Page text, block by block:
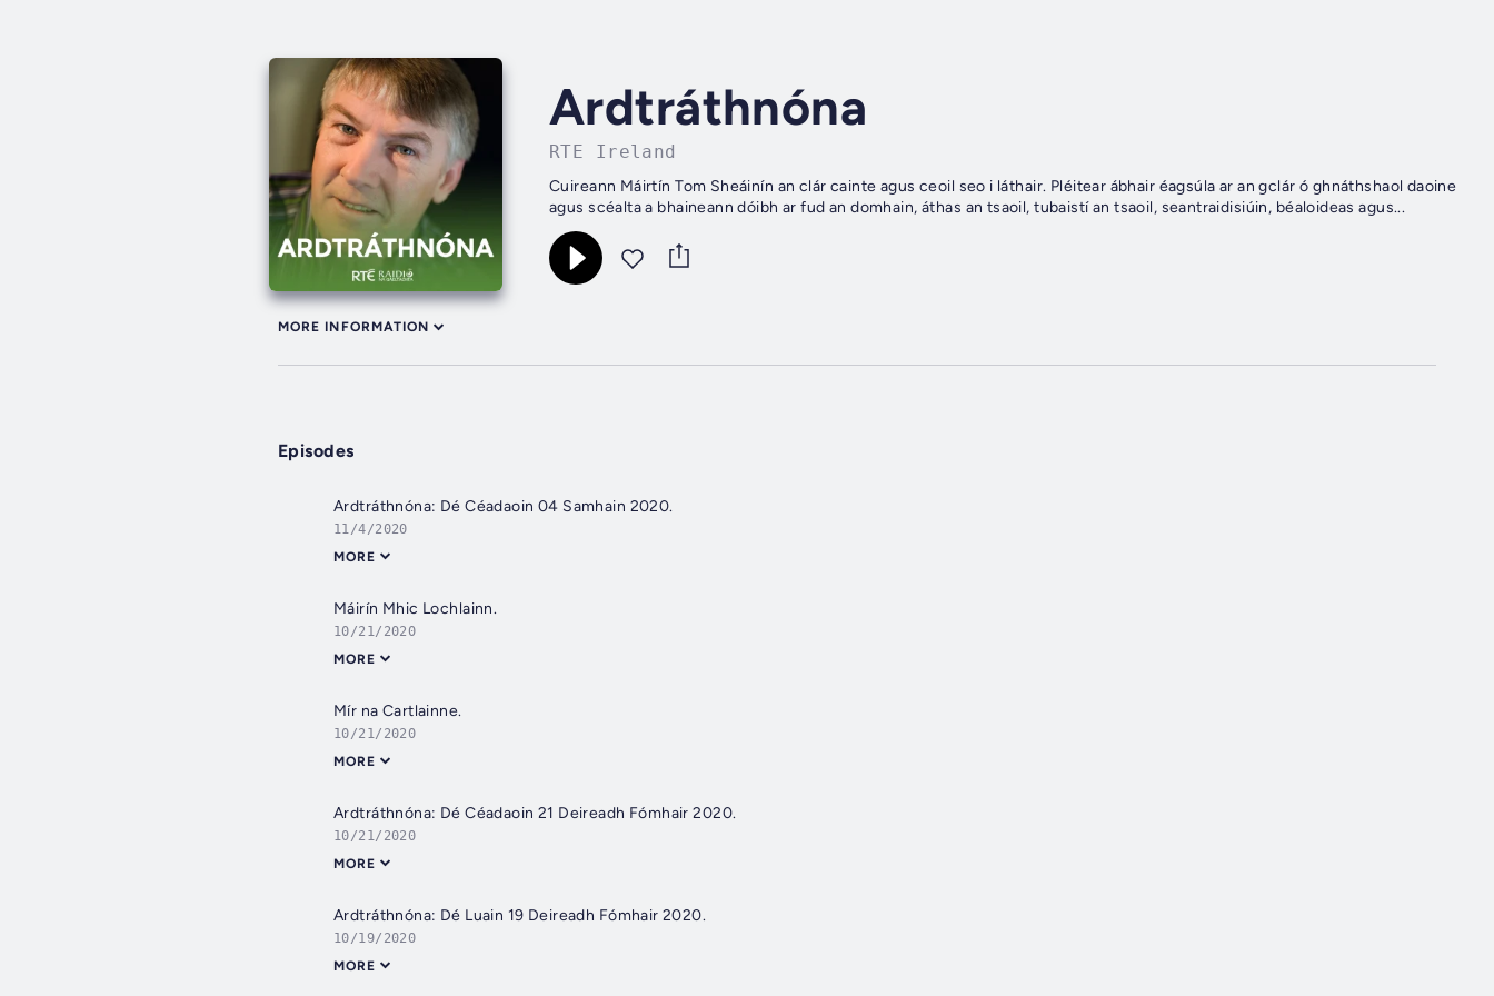
Ardtráthnóna
RTE Ireland
Cuireann Máirtín Tom Sheáinín an clár cainte agus ceoil seo i láthair. Pléitear ábhair éagsúla ar an gclár ó ghnáthshaol daoine
agus scéalta a bhaineann dóibh ar fud an domhain, áthas an tsaoil, tubaistí an tsaoil, seantraidisiúin, béaloideas agus...
MORE INFORMATION
Episodes
Ardtráthnóna: Dé Céadaoin 04 Samhain 2020.
11/4/2020
MORE
Máirín Mhic Lochlainn.
10/21/2020
MORE
Mír na Cartlainne.
10/21/2020
MORE
Ardtráthnóna: Dé Céadaoin 21 Deireadh Fómhair 2020.
10/21/2020
MORE
Ardtráthnóna: Dé Luain 19 Deireadh Fómhair 2020.
10/19/2020
MORE